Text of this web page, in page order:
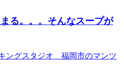
る。。。そんなスープが